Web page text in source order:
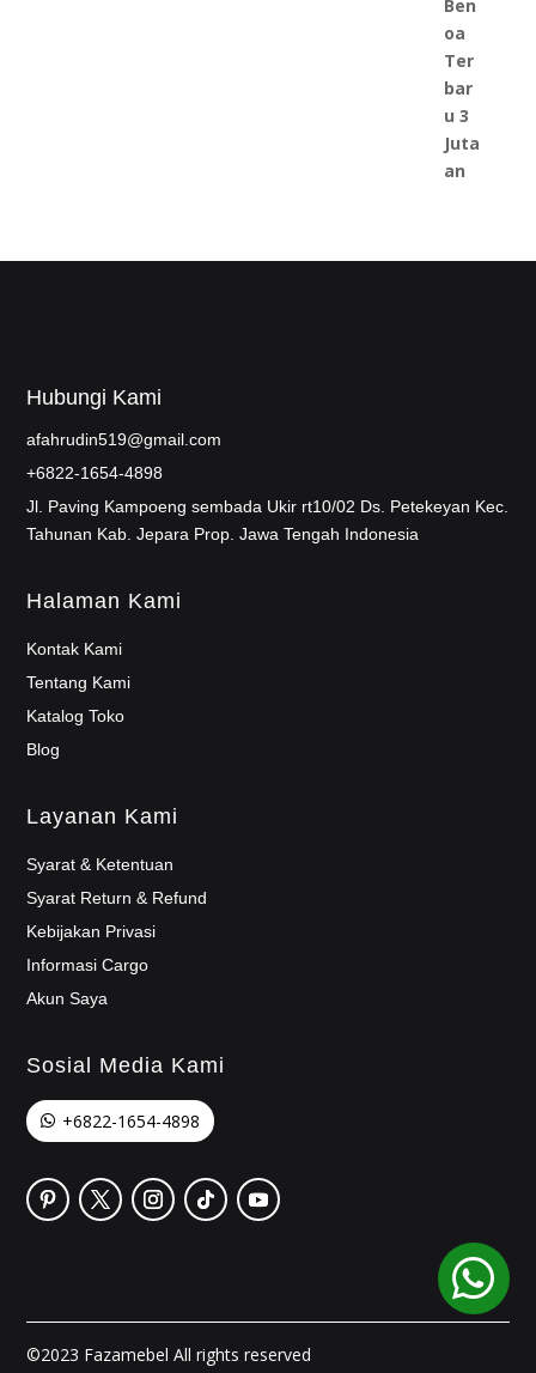
Hubungi Kami
afahrudin519@gmail.com
+6822-1654-4898
Jl. Paving Kampoeng sembada Ukir rt10/02 Ds. Petekeyan Kec.
Tahunan Kab. Jepara Prop. Jawa Tengah Indonesia
Halaman Kami
Kontak Kami
Tentang Kami
Katalog Toko
Blog
Layanan Kami
Syarat & Ketentuan
Syarat Return & Refund
Kebijakan Privasi
Informasi Cargo
Akun Saya
Sosial Media Kami
+6822-1654-4898

©2023 Fazamebel All rights reserved